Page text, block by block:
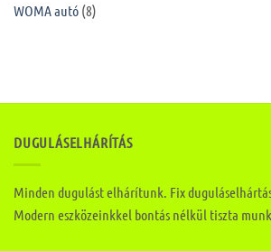
WOMA autó (8)
DUGULÁSELHÁRÍTÁS
Minden dugulást elhárítunk. Fix
Modern eszközeinkkel bontás nélkül tiszta